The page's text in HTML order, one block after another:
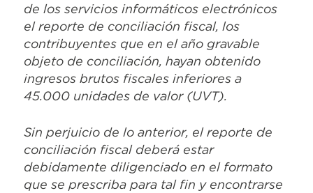
de los servicios informáticos electrónicos
el reporte de conciliación fiscal, los
contribuyentes que en el año gravable
objeto de conciliación, hayan obtenido
ingresos brutos fiscales inferiores a
45.000 unidades de valor (UVT).
Sin perjuicio de lo anterior, el reporte de
conciliación fiscal deberá estar
debidamente diligenciado en el formato
que se prescriba para tal fin y encontrarse